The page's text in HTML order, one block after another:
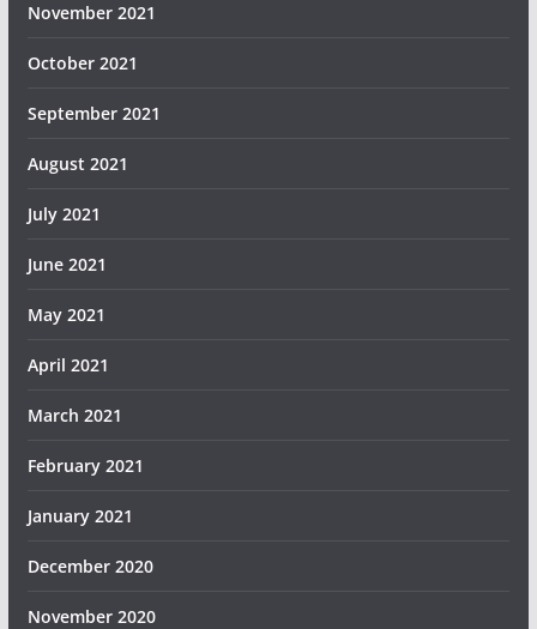
November 2021
October 2021
September 2021
August 2021
July 2021
June 2021
May 2021
April 2021
March 2021
February 2021
January 2021
December 2020
November 2020